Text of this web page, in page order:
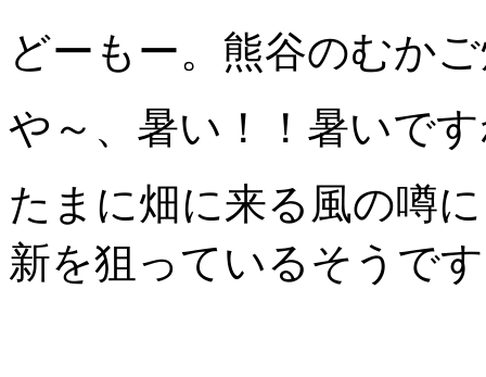
どーもー。熊谷のむか
や～、暑い！！暑いで
たまに畑に来る風の噂
新を狙っているそうで